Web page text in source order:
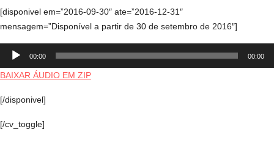
[disponivel em=”2016-09-30″ ate=”2016-12-31″
mensagem=”Disponível a partir de 30 de setembro de 2016″]
Tocador
áudio
00:00 00:00
BAIXAR ÁUDIO EM ZIP
[/disponivel]
[/cv_toggle]